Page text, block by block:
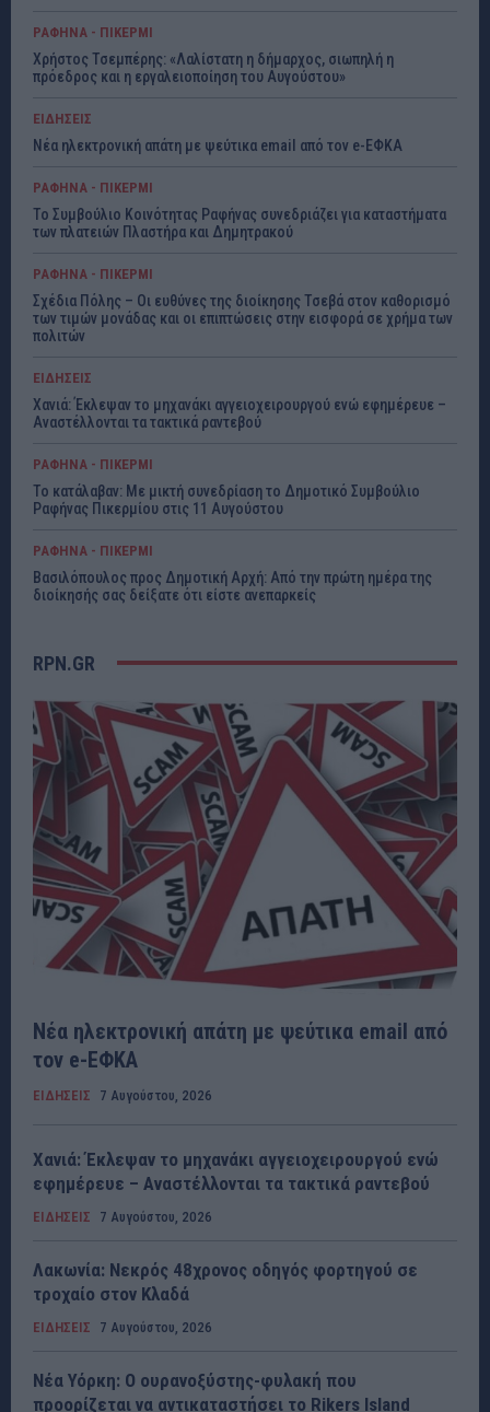
ΡΑΦΗΝΑ - ΠΙΚΕΡΜΙ
Χρήστος Τσεμπέρης: «Λαλίστατη η δήμαρχος, σιωπηλή η
πρόεδρος και η εργαλειοποίηση του Αυγούστου»
ΕΙΔΗΣΕΙΣ
Νέα ηλεκτρονική απάτη με ψεύτικα email από τον e-ΕΦΚΑ
ΡΑΦΗΝΑ - ΠΙΚΕΡΜΙ
Το Συμβούλιο Κοινότητας Ραφήνας συνεδριάζει για καταστήματα
των πλατειών Πλαστήρα και Δημητρακού
ΡΑΦΗΝΑ - ΠΙΚΕΡΜΙ
Σχέδια Πόλης – Οι ευθύνες της διοίκησης Τσεβά στον καθορισμό
των τιμών μονάδας και οι επιπτώσεις στην εισφορά σε χρήμα των
πολιτών
ΕΙΔΗΣΕΙΣ
Χανιά: Έκλεψαν το μηχανάκι αγγειοχειρουργού ενώ εφημέρευε –
Αναστέλλονται τα τακτικά ραντεβού
ΡΑΦΗΝΑ - ΠΙΚΕΡΜΙ
Το κατάλαβαν: Με μικτή συνεδρίαση το Δημοτικό Συμβούλιο
Ραφήνας Πικερμίου στις 11 Αυγούστου
ΡΑΦΗΝΑ - ΠΙΚΕΡΜΙ
Βασιλόπουλος προς Δημοτική Αρχή: Από την πρώτη ημέρα της
διοίκησής σας δείξατε ότι είστε ανεπαρκείς
RPN.GR
Νέα ηλεκτρονική απάτη με ψεύτικα email από
τον e-ΕΦΚΑ
ΕΙΔΗΣΕΙΣ 7 Αυγούστου, 2026
Χανιά: Έκλεψαν το μηχανάκι αγγειοχειρουργού ενώ
εφημέρευε – Αναστέλλονται τα τακτικά ραντεβού
ΕΙΔΗΣΕΙΣ 7 Αυγούστου, 2026
Λακωνία: Νεκρός 48χρονος οδηγός φορτηγού σε
τροχαίο στον Κλαδά
ΕΙΔΗΣΕΙΣ 7 Αυγούστου, 2026
Νέα Υόρκη: Ο ουρανοξύστης-φυλακή που
προορίζεται να αντικαταστήσει το Rikers Island